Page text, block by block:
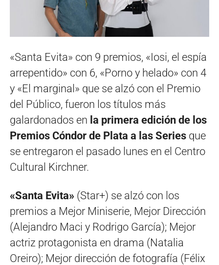
«Santa Evita» con 9 premios, «Iosi, el espía
arrepentido» con 6, «Porno y helado» con 4
y «El marginal» que se alzó con el Premio
del Público, fueron los títulos más
galardonados en la primera edición de los
Premios Cóndor de Plata a las Series que
se entregaron el pasado lunes en el Centro
Cultural Kirchner.
«Santa Evita» (Star+) se alzó con los
premios a Mejor Miniserie, Mejor Dirección
(Alejandro Maci y Rodrigo García); Mejor
actriz protagonista en drama (Natalia
Oreiro); Mejor dirección de fotografía (Félix